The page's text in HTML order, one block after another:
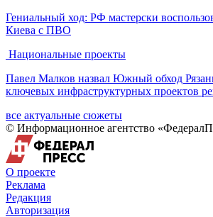
Гениальный ход: РФ мастерски
Киева с ПВО
Национальные проекты
Павел Малков назвал Южный обход
ключевых инфраструктурных проектов
все актуальные сюжеты
© Информационное агентство
О проекте
Реклама
Редакция
Авторизация